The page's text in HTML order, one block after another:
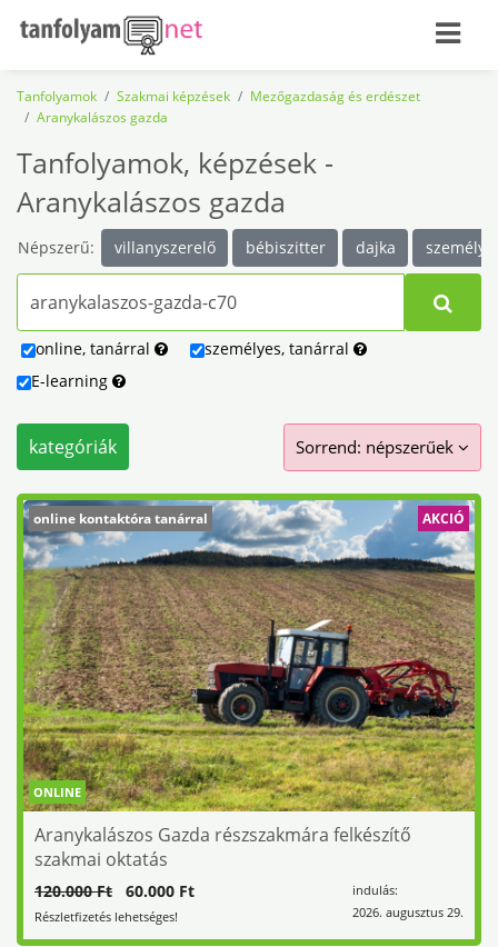
Tanfolyamok Szakmai képzések
Mezőgazdaság és erdészet
Aranykalászos gazda
Tanfolyamok, képzések -
Aranykalászos gazda
Népszerű: villanyszerelő bébiszitter dajka személy-
online, tanárral személyes, tanárral
E-learning
kategóriák Sorrend: népszerűek
ONLINE
online kontaktóra tanárral AKCIÓ
Aranykalászos Gazda részszakmára felkészítő
szakmai oktatás
indulás:
2026. augusztus 29.
120.000 Ft 60.000 Ft
Részletfizetés lehetséges!